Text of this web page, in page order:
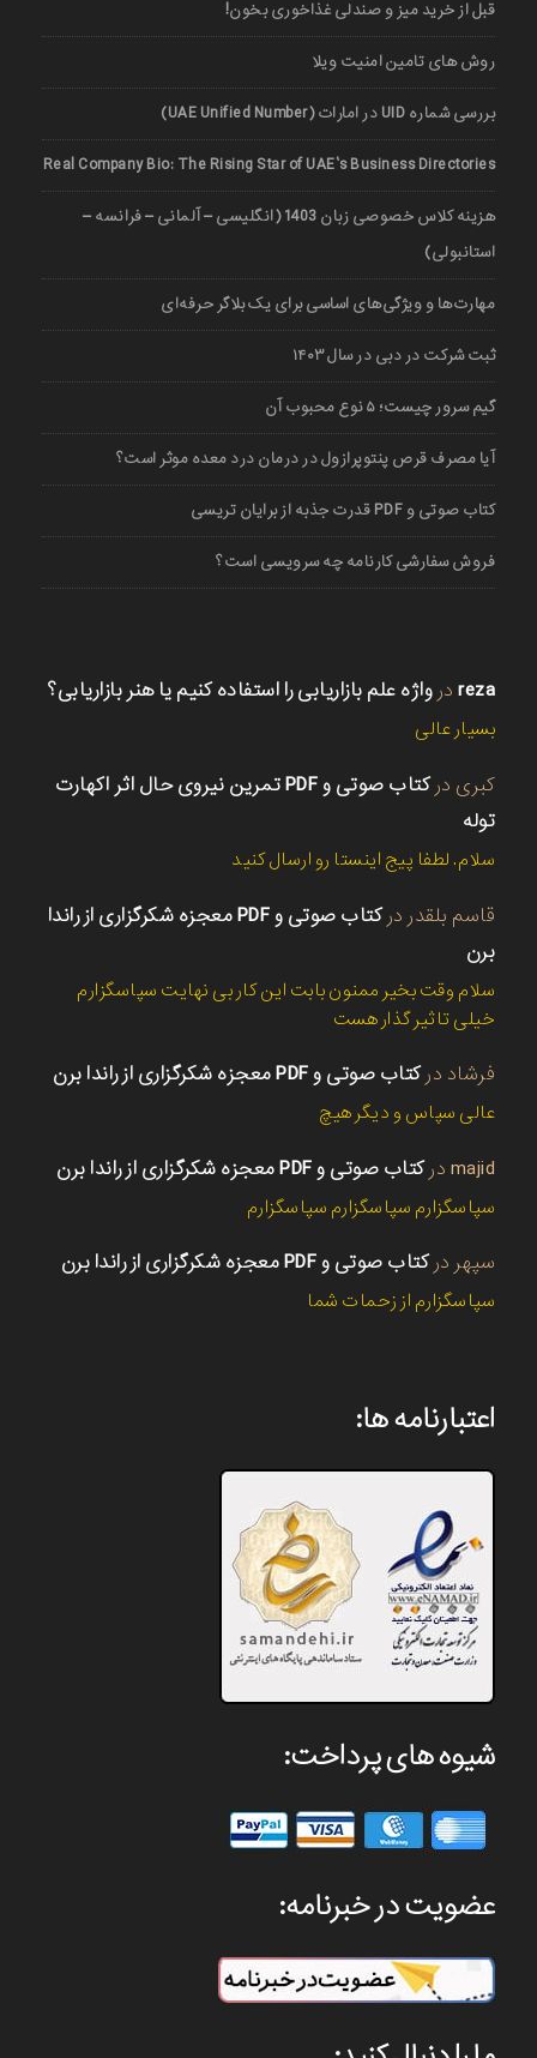
قبل از خرید میز و صندلی غذاخوری بخون!
روش های تامین امنیت ویلا
بررسی شماره UID در امارات (UAE Unified Number)
Real Company Bio: The Rising Star of UAE’s Business Directories
هزینه کلاس خصوصی زبان 1403 (انگلیسی – آلمانی – فرانسه –
استانبولی)
مهارت‌ها و ویژگی‌های اساسی برای یک بلاگر حرفه‌ای
ثبت شرکت در دبی در سال ۱۴۰۳
گیم سرور چیست؛ ۵ نوع محبوب آن
آیا مصرف قرص پنتوپرازول در درمان درد معده موثر است؟
کتاب صوتی و PDF قدرت جذبه از برایان تریسی
فروش سفارشی کارنامه چه سرویسی است؟
reza در واژه علم بازاریابی را استفاده کنیم یا هنر بازاریابی؟
بسیار عالی
کبری در
کتاب صوتی و PDF تمرین نیروی حال اثر اکهارت
توله
سلام. لطفا پیج اینستا رو ارسال کنید
قاسم بلقدر در
کتاب صوتی و PDF معجزه شکرگزاری از راندا
برن
سلام وقت بخیر ممنون بابت این کار بی نهایت سپاسگزارم
خیلی تاثیر گذار هست
فرشاد درکتاب صوتی و PDF معجزه شکرگزاری از راندا برن
عالی سپاس و دیگر هیچ
majid درکتاب صوتی و PDF معجزه شکرگزاری از راندا برن
سپاسگزارم سپاسگزارم سپاسگزارم
سپهر درکتاب صوتی و PDF معجزه شکرگزاری از راندا برن
سپاسگزارم از زحمات شما
اعتبارنامه ها:
شیوه های پرداخت:
عضویت در خبرنامه: